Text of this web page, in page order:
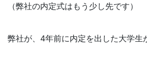
（弊社の内定式はもう少し先です）
弊社が、4年前に内定を出した大学生